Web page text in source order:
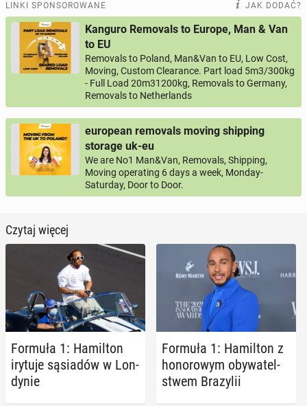
LINKI SPONSOROWANE JAK DODAĆ?
Kanguro Removals to Europe, Man & Van
to EU
Removals to Poland, Man&Van to EU, Low Cost,
Moving, Custom Clearance. Part load 5m3/300kg
- Full Load 20m31200kg, Removals to Germany,
Removals to Netherlands
european removals moving shipping
storage uk-eu
We are No1 Man&Van, Removals, Shipping,
Moving operating 6 days a week, Monday-
Saturday, Door to Door.
Czytaj więcej
Formuła 1: Ha­mil­ton
irytuje są­sia­dów w Lon­
dy­nie
Formuła 1: Ha­mil­ton z
ho­no­ro­wym oby­wa­tel­
stwem Bra­zy­lii